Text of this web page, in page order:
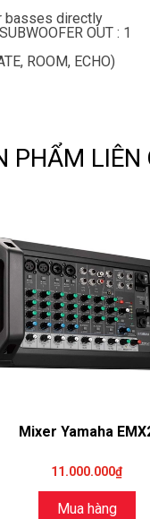
basses directly
OUT : 1
ROOM, ECHO)
PHẨM LIÊN
Mixer Yamaha
11.000.000₫
Mua hàng